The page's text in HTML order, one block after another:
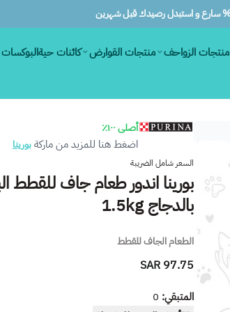
منتجات الزواحف منتجات القوارض كائنات حيةالبوكسات
أصلى ١٠٠٪
اضغط هنا للمزيد من ماركةبورينا
السعر شامل الضريبة
بورينا اندور طعام جاف للقطط
بالدجاج 1.5kg
الطعام الجاف للقطط
97.75 SAR
المتبقي: 0